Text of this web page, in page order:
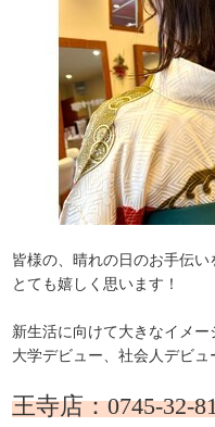
皆様の、晴れの日のお手伝い
とても嬉しく思います！
新生活に向けて大きなイメ
大学デビュー、社会人デビ
王寺店：0745-32-